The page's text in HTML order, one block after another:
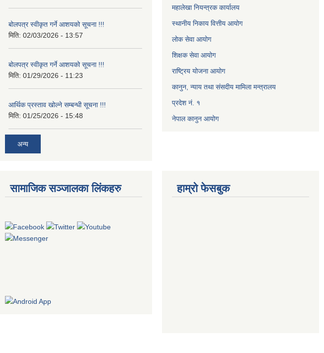
बोलपत्र स्वीकृत गर्ने आशयको सूचना !!!
मिति: 02/03/2026 - 13:57
बोलपत्र स्वीकृत गर्ने आशयको सूचना !!!
मिति: 01/29/2026 - 11:23
आर्थिक प्रस्ताव खोल्ने सम्बन्धी सूचना !!!
मिति: 01/25/2026 - 15:48
अन्य
महालेखा नियन्त्रक कार्यालय
स्थानीय निकाय वित्तीय आयोग
लोक सेवा आयोग
शिक्षक सेवा आयोग
राष्ट्रिय योजना आयोग
कानुन, न्याय तथा संसदीय मामिला मन्त्रालय
प्रदेश नं. १
नेपाल कानुन आयोग
सामाजिक सञ्जालका लिंकहरु हाम्रो फेसबुक